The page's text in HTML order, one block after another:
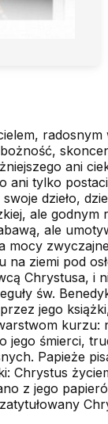
ani
ani tylko
dzieło,
ale godnym
ale
na ziemi pod
Chrystusa, i
św.
przez jego
kurzu:
jego śmierci,
Papieże
Chrystus
z jego